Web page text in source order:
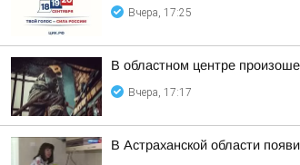
Вчера, 17:25
В областном центре
Вчера, 17:17
В Астраханской области